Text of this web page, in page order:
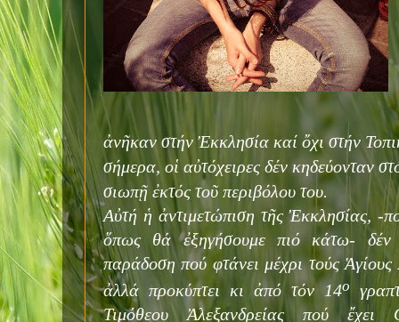
ἀνῆκαν στήν Ἐκκλησία καί ὄχι στήν
σήμερα, οἱ αὐτόχειρες δέν κηδεύονταν
σιωπῇ ἐκτός τοῦ περιβόλου του.
Αὐτή ἡ ἀντιμετώπιση τῆς Ἐκκλησίας, -
ὅπως θά ἐξηγήσουμε πιό κάτω- δέν
παράδοση πού φτάνει μέχρι τούς
ἀλλά προκύπτει κι ἀπό τόν 14ο
Τιμόθεου Ἀλεξανδρείας πού ἔχει